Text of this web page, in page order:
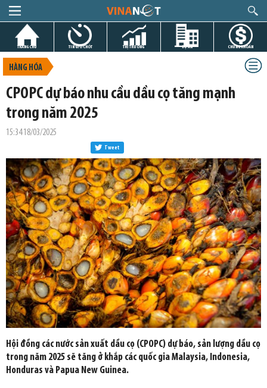
TRANG CHỦ TIN GIỜ CHÓT THỊ TRƯỜNG DỰ ÁN CHỨNG KHOÁN
HÀNG HÓA
CPOPC dự báo nhu cầu dầu cọ tăng mạnh
trong năm 2025
15:34 18/03/2025
Tweet
Hội đồng các nước sản xuất dầu cọ (CPOPC) dự báo, sản lượng dầu cọ
trong năm 2025 sẽ tăng ở khắp các quốc gia Malaysia, Indonesia,
Honduras và Papua New Guinea.